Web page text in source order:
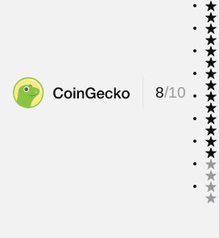
8/10